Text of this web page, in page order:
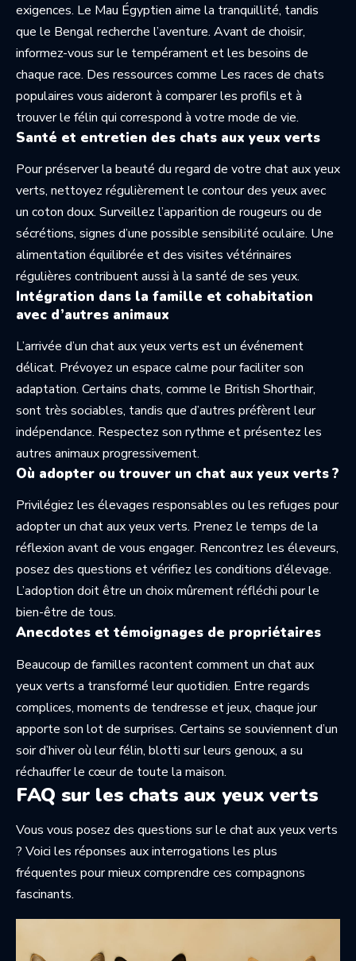
exigences. Le Mau Égyptien aime la tranquillité, tandis
que le Bengal recherche l’aventure. Avant de choisir,
informez-vous sur le tempérament et les besoins de
chaque race. Des ressources comme Les races de chats
populaires vous aideront à comparer les profils et à
trouver le félin qui correspond à votre mode de vie.
Santé et entretien des chats aux yeux verts
Pour préserver la beauté du regard de votre chat aux yeux
verts, nettoyez régulièrement le contour des yeux avec
un coton doux. Surveillez l’apparition de rougeurs ou de
sécrétions, signes d’une possible sensibilité oculaire. Une
alimentation équilibrée et des visites vétérinaires
régulières contribuent aussi à la santé de ses yeux.
Intégration dans la famille et cohabitation
avec d’autres animaux
L’arrivée d’un chat aux yeux verts est un événement
délicat. Prévoyez un espace calme pour faciliter son
adaptation. Certains chats, comme le British Shorthair,
sont très sociables, tandis que d’autres préfèrent leur
indépendance. Respectez son rythme et présentez les
autres animaux progressivement.
Où adopter ou trouver un chat aux yeux verts ?
Privilégiez les élevages responsables ou les refuges pour
adopter un chat aux yeux verts. Prenez le temps de la
réflexion avant de vous engager. Rencontrez les éleveurs,
posez des questions et vérifiez les conditions d’élevage.
L’adoption doit être un choix mûrement réfléchi pour le
bien-être de tous.
Anecdotes et témoignages de propriétaires
Beaucoup de familles racontent comment un chat aux
yeux verts a transformé leur quotidien. Entre regards
complices, moments de tendresse et jeux, chaque jour
apporte son lot de surprises. Certains se souviennent d’un
soir d’hiver où leur félin, blotti sur leurs genoux, a su
réchauffer le cœur de toute la maison.
FAQ sur les chats aux yeux verts
Vous vous posez des questions sur le chat aux yeux verts
? Voici les réponses aux interrogations les plus
fréquentes pour mieux comprendre ces compagnons
fascinants.